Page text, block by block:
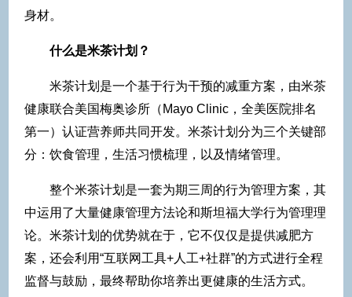
身材。
什么是米茶计划？
米茶计划是一个基于行为干预的减重方案，由米茶
健康联合美国梅奥诊所（ Mayo Clinic，全美医院排名
第一）认证营养师共同开发。米茶计划分为三个关键部
分：饮食管理，生活习惯梳理，以及情绪管理。
整个米茶计划是一套为期三周的行为管理方案，其
中运用了大量健康管理方法论和斯坦福大学行为管理理
论。米茶计划的优势就在于，它不仅仅是提供减肥方
案，还会利用“互联网工具+人工+社群”的方式进行全程
监督与鼓励，最终帮助你培养出更健康的生活方式。